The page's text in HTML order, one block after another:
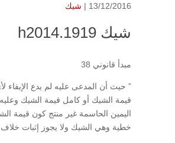
13/12/2016 | شيك
شيك h2014.1919
مبدأ قانوني 38
” حيث أن المدعى عليه لم يدع الإيفاء
قيمة الشيك أو كامل قيمة الشيك
اليمين الحاسمة غير منتج كون قيمة
خطية وهي الشيك ولا يجوز إثبات خلاف